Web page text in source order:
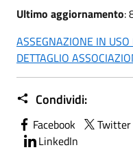
Ultimo aggiornamento:
ASSEGNAZIONE IN
DETTAGLIO
Condividi:
Facebook Twitter
LinkedIn